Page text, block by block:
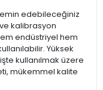
edebileceğiniz
kalibrasyon
endüstriyel hem
Yüksek
kullanılmak üzere
mükemmel kalite